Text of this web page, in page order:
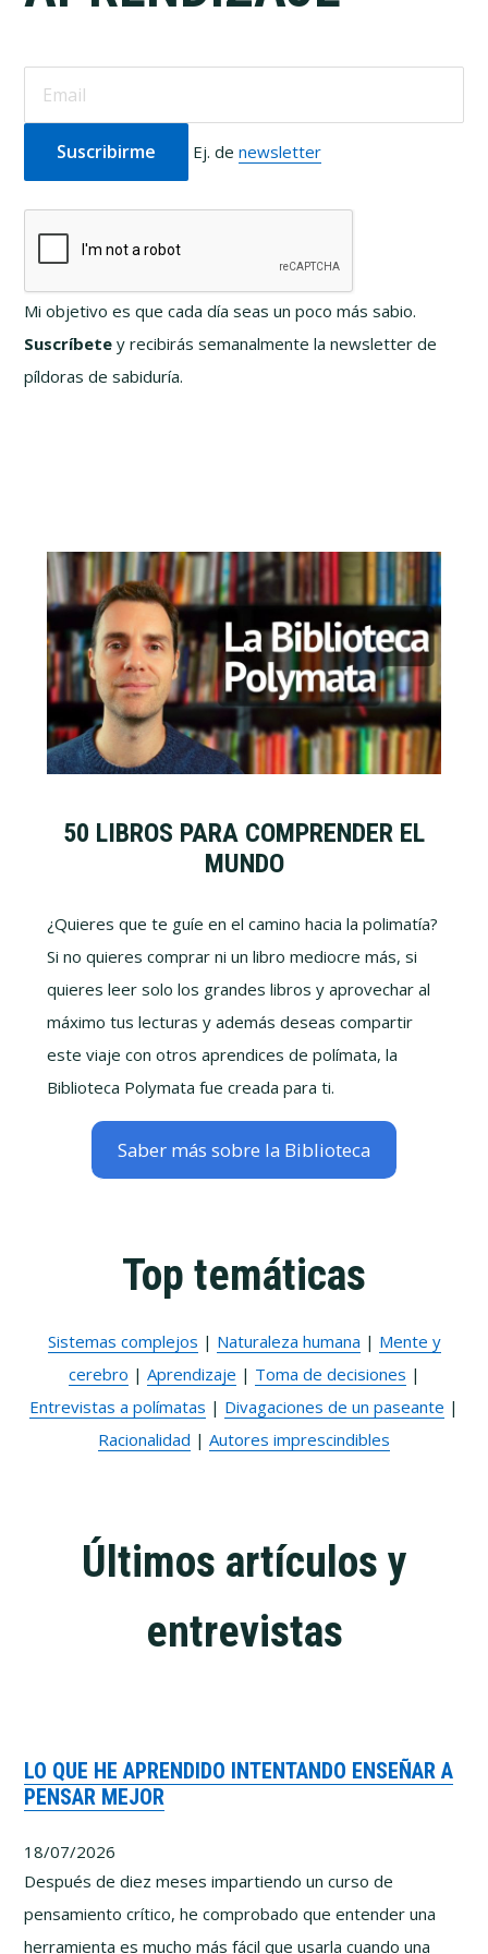
Ej. denewsletter
Mi objetivo es que cada día seas un poco más sabio.
Suscríbete y recibirás semanalmente la newsletter de
píldoras de sabiduría.
50 LIBROS PARA COMPRENDER EL
MUNDO
¿Quieres que te guíe en el camino hacia la polimatía?
Si no quieres comprar ni un libro mediocre más, si
quieres leer solo los grandes libros y aprovechar al
máximo tus lecturas y además deseas compartir
este viaje con otros aprendices de polímata, la
Biblioteca Polymata fue creada para ti.
Saber más sobre la Biblioteca
Top temáticas
Sistemas complejos | Naturaleza humana | Mente y
cerebro | Aprendizaje | Toma de decisiones |
Entrevistas a polímatas | Divagaciones de un paseante |
Racionalidad | Autores imprescindibles
Últimos artículos y
entrevistas
LO QUE HE APRENDIDO INTENTANDO ENSEÑAR A
PENSAR MEJOR
18/07/2026
Después de diez meses impartiendo un curso de
pensamiento crítico, he comprobado que entender una
herramienta es mucho más fácil que usarla cuando una